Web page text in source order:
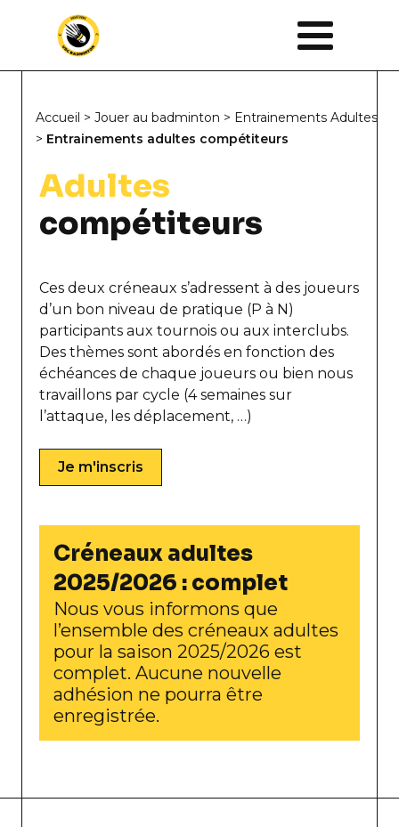
Accueil > Jouer au badminton > Entrainements Adultes
> Entrainements adultes compétiteurs
Adultes
compétiteurs
Ces deux créneaux s’adressent à des joueurs
d’un bon niveau de pratique (P à N)
participants aux tournois ou aux interclubs.
Des thèmes sont abordés en fonction des
échéances de chaque joueurs ou bien nous
travaillons par cycle (4 semaines sur
l’attaque, les déplacement, …)
Je m'inscris
Créneaux adultes
2025/2026 : complet
Nous vous informons que
l’ensemble des créneaux adultes
pour la saison 2025/2026 est
complet. Aucune nouvelle
adhésion ne pourra être
enregistrée.